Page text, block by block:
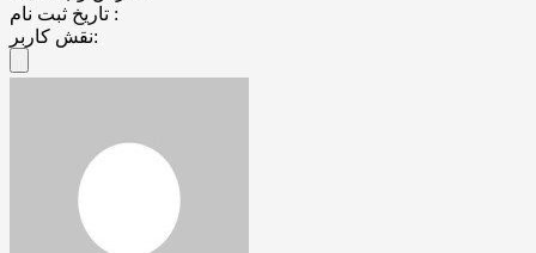
تاریخ ثبت نام :
نقش کاربر: